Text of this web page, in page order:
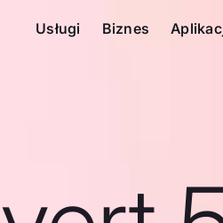
Usługi Biznes